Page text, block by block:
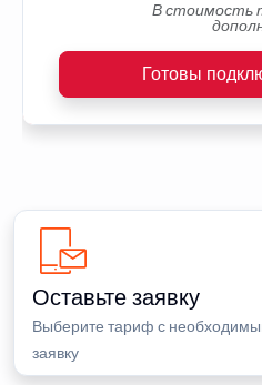
В стоимость
Готовы
Оставьте заявку
Выберите тариф с
заявку